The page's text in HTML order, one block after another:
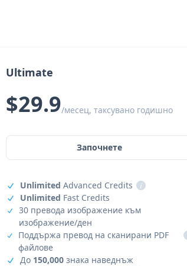
Ultimate
$29.9/месец, таксувано годишно
Започнете
Unlimited Advanced Credits
i
Unlimited Fast Credits
30 превода изображение към
изображение/ден
Поддържа превод на сканирани PDF
файлове
До 150,000знака наведнъж